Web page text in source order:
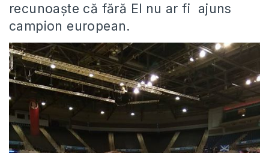
recunoaște că fără El nu ar fi ajuns
campion european.